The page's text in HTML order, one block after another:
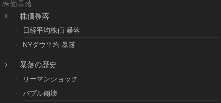
株価暴落
株価暴落
日経平均株価 暴落
NYダウ平均 暴落
暴落の歴史
リーマンショック
バブル崩壊